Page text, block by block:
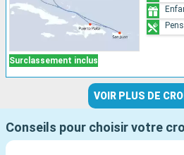
Surclassement inclus
VOIR PLUS DE
Conseils pour choisir votre